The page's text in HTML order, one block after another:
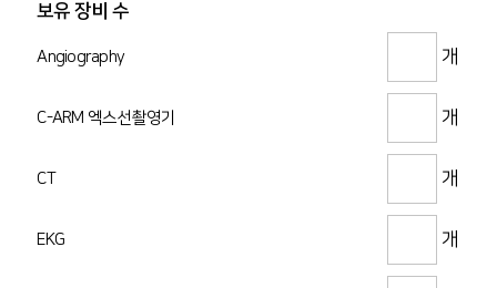
보유 장비 수
Angiography 개
C-ARM 엑스선촬영기 개
CT 개
EKG 개